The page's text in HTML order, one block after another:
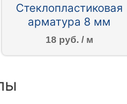
Стеклопластиковая
арматура 8 мм
18 руб. / м